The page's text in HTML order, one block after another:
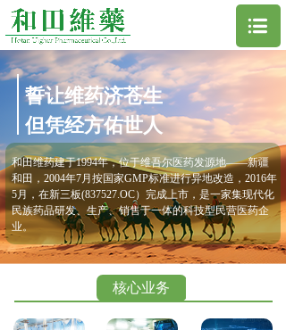
誓让维药济苍生
但凭经方佑世人
和田维药建于1994年，位于维吾尔医药发源地——新疆
和田，2004年7月按国家GMP标准进行异地改造，2016年
5月，在新三板(837527.OC）完成上市，是一家集现代化
民族药品研发、生产、销售于一体的科技型民营医药企
业。
核心业务